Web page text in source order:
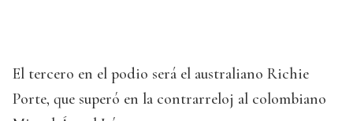
El tercero en el podio será el australiano Richie
Porte, que superó en la contrarreloj al colombiano